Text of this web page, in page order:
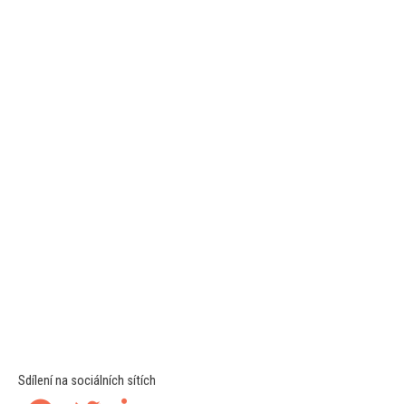
Sdílení na sociálních sítích